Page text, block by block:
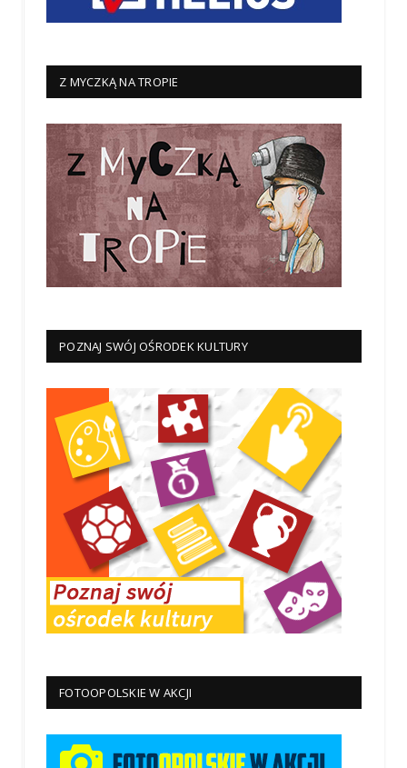
Z MYCZKĄ NA TROPIE
POZNAJ SWÓJ OŚRODEK KULTURY
FOTOOPOLSKIE W AKCJI